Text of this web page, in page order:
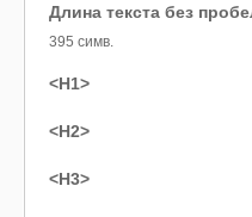
Длина текста без
395 симв.
<H1>
<H2>
<H3>